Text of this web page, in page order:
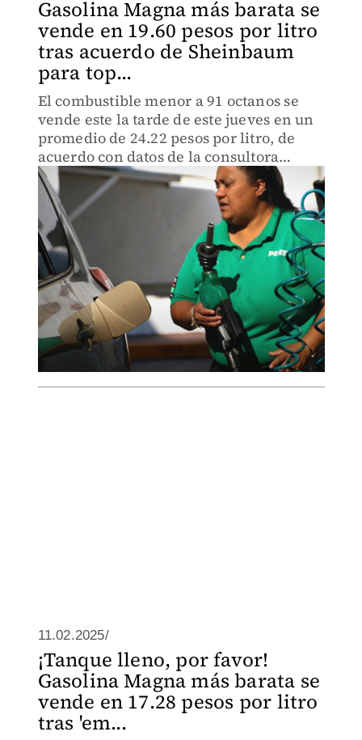
Gasolina Magna más barata se
vende en 19.60 pesos por litro
tras acuerdo de Sheinbaum
para top...
El combustible menor a 91 octanos se
vende este la tarde de este jueves en un
promedio de 24.22 pesos por litro, de
acuerdo con datos de la consultora
energética PETROIntelligence.
11.02.2025/
¡Tanque lleno, por favor!
Gasolina Magna más barata se
vende en 17.28 pesos por litro
tras 'em...